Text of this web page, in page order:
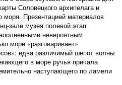
Соловецкого архипелага и
Презентацией материалов
зале музея полевой этап
невероятным
море «разговаривает»
едва различимый шепот волны
в море ручья причала
наступающего по ламели